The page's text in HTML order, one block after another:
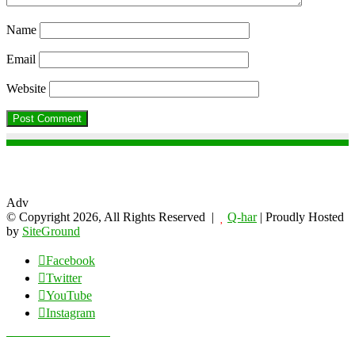
Name
Email
Website
Adv
© Copyright 2026, All Rights Reserved |
Q-har| Proudly Hosted
by SiteGround
Facebook
Twitter
YouTube
Instagram